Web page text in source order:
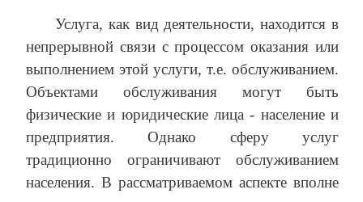
Услуга, как вид деятельности, находится в
непрерывной связи с процессом оказания или
выполнением этой услуги, т.е. обслуживанием.
Объектами обслуживания могут быть
физические и юридические лица - население и
предприятия. Однако сферу услуг
традиционно ограничивают обслуживанием
населения. В рассматриваемом аспекте вполне